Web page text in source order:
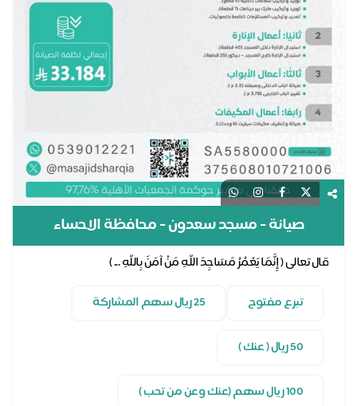
صيانة - مسجد سعدون - محافظة الاحساء
قال تعالى ( إِنَّمَا يَعْمُرُ مَسَاجِدَ اللَّهِ مَنْ آمَنَ بِاللَّهِ ... )
تبرع مفتوح